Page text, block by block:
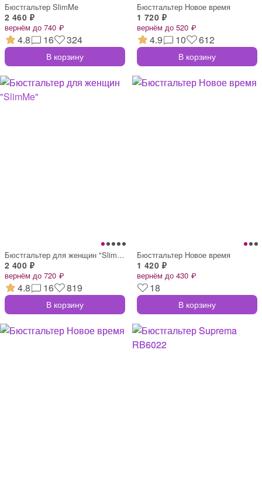
Бюстгальтер SlimMe
2 460 ₽
вернём до 740 ₽
4.8 16 324
В корзину
Бюстгальтер Новое время
1 720 ₽
вернём до 520 ₽
4.9 10 612
В корзину
Бюстгальтер для женщин "SlimMe"
2 400 ₽
вернём до 720 ₽
4.8 16 819
В корзину
Бюстгальтер Новое время
1 420 ₽
вернём до 430 ₽
18
В корзину